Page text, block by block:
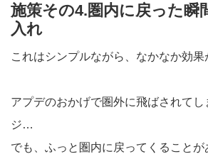
施策その4.圏内に戻った瞬
入れ
これはシンプルながら、なかなか効果
アプデのおかげで圏外に飛ばされて
ジ…
でも、ふっと圏内に戻ってくることが